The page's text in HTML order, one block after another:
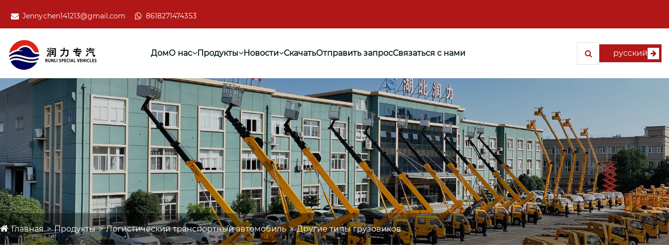
Jennychen141213@gmail.com 8618271474353
ДомО нас Продукты Новости СкачатьОтправить запросСвязаться с нами русский
Главная Продукты Логистический транспортный автомобиль Другие типы грузовиков